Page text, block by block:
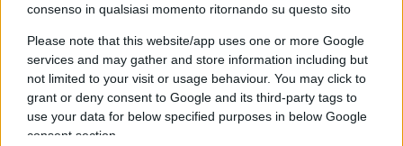
consenso in qualsiasi momento ritornando su questo sito
Please note that this website/app uses one or more Google
services and may gather and store information including but
not limited to your visit or usage behaviour. You may click to
grant or deny consent to Google and its third-party tags to
use your data for below specified purposes in below Google
consent section.
Ursula von der Leyen. Non a caso, votata dai
grillini e osteggiata dallaLega. E si potrebbe
andare avanti all’infinito: le manette facili versus
la riforma della giustizia, il carcere per gli evasori
versus la pace fiscale, Maduro versus Guaidò…
Ora s’aggiunge perfino la lacerazione umana.